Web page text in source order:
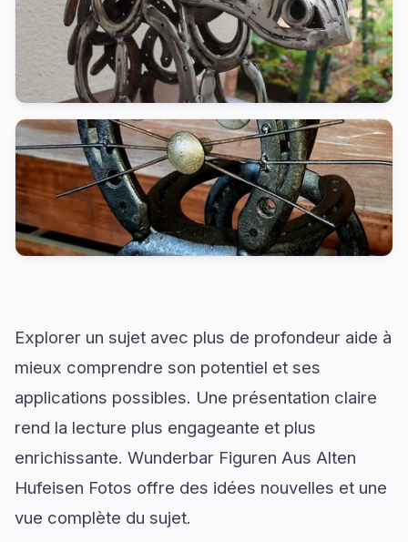
Explorer un sujet avec plus de profondeur aide à
mieux comprendre son potentiel et ses
applications possibles. Une présentation claire
rend la lecture plus engageante et plus
enrichissante. Wunderbar Figuren Aus Alten
Hufeisen Fotos offre des idées nouvelles et une
vue complète du sujet.